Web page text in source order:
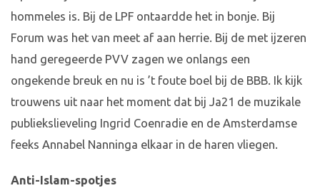
hommeles is. Bij de LPF ontaardde het in bonje. Bij
Forum was het van meet af aan herrie. Bij de met ijzeren
hand geregeerde PVV zagen we onlangs een
ongekende breuk en nu is ’t foute boel bij de BBB. Ik kijk
trouwens uit naar het moment dat bij Ja21 de muzikale
publiekslieveling Ingrid Coenradie en de Amsterdamse
feeks Annabel Nanninga elkaar in de haren vliegen.
Anti-Islam-spotjes